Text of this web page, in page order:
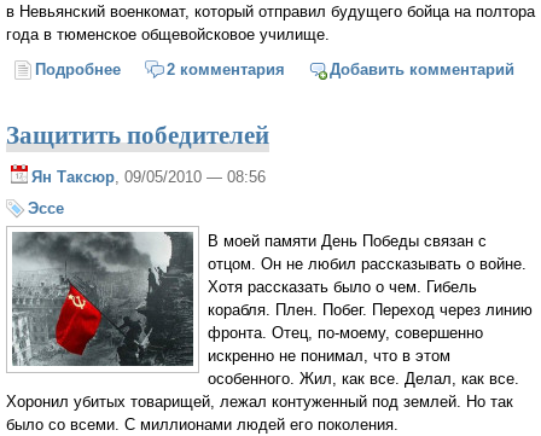
в Невьянский военкомат, который отправил будущего бойца на полтора
года в тюменское общевойсковое училище.
Подробнее о Победить в войне — чтобы беречь жизнь на
2 комментария Добавить комментарий
Защитить победителей
Ян Таксюр , 09/05/2010 — 08:56
Эссе
В моей памяти День Победы связан с
отцом. Он не любил рассказывать о войне.
Хотя рассказать было о чем. Гибель
корабля. Плен. Побег. Переход через линию
фронта. Отец, по-моему, совершенно
искренно не понимал, что в этом
особенного. Жил, как все. Делал, как все.
Хоронил убитых товарищей, лежал контуженный под землей. Но так
было со всеми. С миллионами людей его поколения.